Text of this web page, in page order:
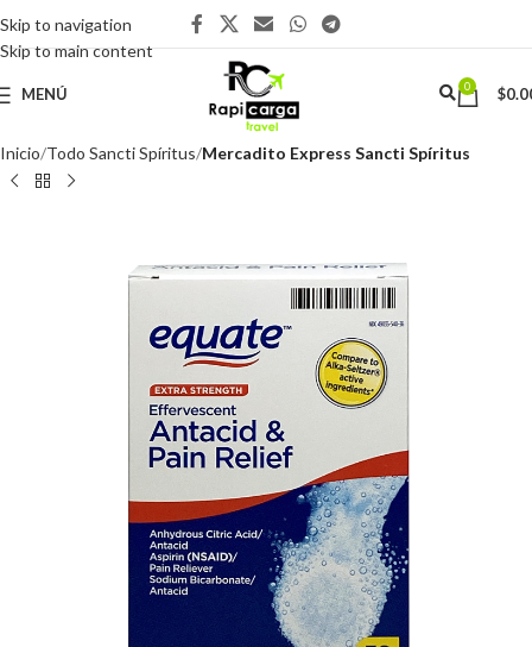
Skip to navigation
Skip to main content
MENÚ 0 $
Inicio Todo Sancti Spíritus Mercadito Express Sancti Spíritus